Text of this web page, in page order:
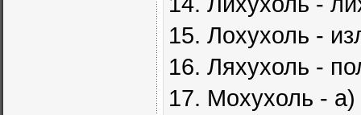
15. Лохухоль -
16. Ляхухоль -
17. Мохухоль -